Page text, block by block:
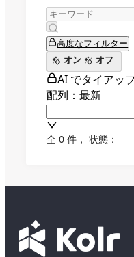
高度なフィルター
オン
オフ
AI でタイアッ
配列：最新
全 0 件 ， 状態：